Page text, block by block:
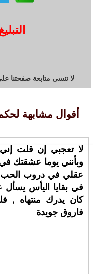
لا تنسى متابعة صفحتنا
أقوال مشابهة
لا تعجبي إن قلت
وبأنني يوما عشقتك
عقلي في دروب
في بقايا اليأس
كان يدرك منتهاه ,
فاروق جويدة